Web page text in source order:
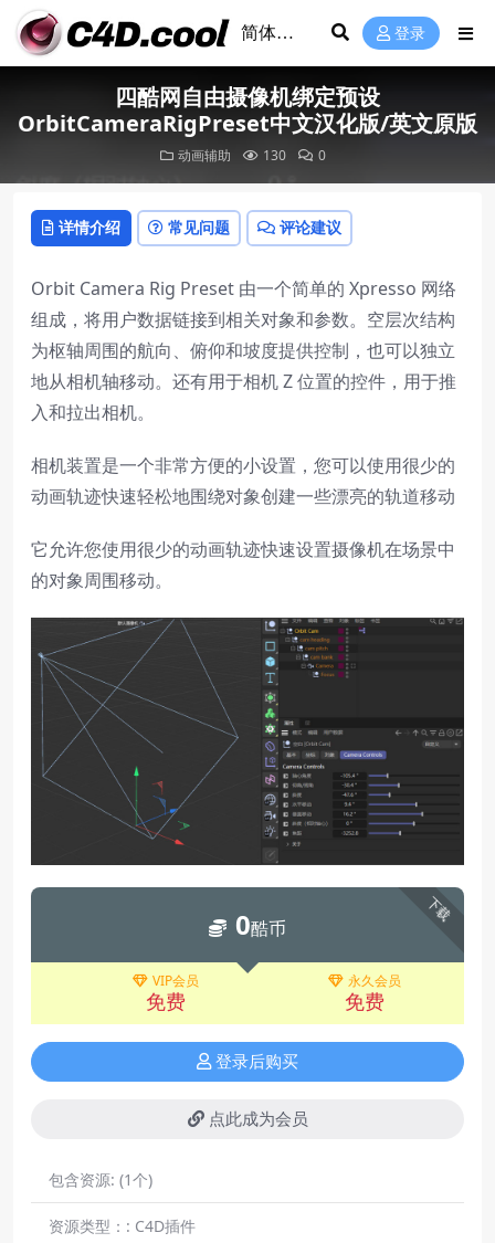
登录
四酷网自由摄像机绑定预设
OrbitCameraRigPreset中文汉化版/英文原版
动画辅助 130 0
详情介绍 常见问题 评论建议
Orbit Camera Rig Preset 由一个简单的 Xpresso 网络
组成，将用户数据链接到相关对象和参数。空层次结构
为枢轴周围的航向、俯仰和坡度提供控制，也可以独立
地从相机轴移动。还有用于相机 Z 位置的控件，用于推
入和拉出相机。
相机装置是一个非常方便的小设置，您可以使用很少的
动画轨迹快速轻松地围绕对象创建一些漂亮的轨道移动
它允许您使用很少的动画轨迹快速设置摄像机在场景中
的对象周围移动。
下载
0酷币
VIP会员
免费
永久会员
免费
登录后购买
点此成为会员
包含资源: (1个)
资源类型：: C4D插件